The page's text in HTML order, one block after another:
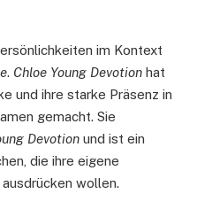
im Kontext
. Chloe Young Devotion hat
und ihre starke Präsenz in
gemacht. Sie
Devotion und ist ein
die ihre eigene
wollen.